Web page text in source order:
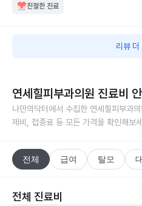
친절한 진료
리뷰 더
연세힐피부과의원 진료비
나만의닥터에서 수집한 연세힐피부과의
제비, 접종료 등 모든 가격을 확인해보
전체 급여 탈모
전체 진료비